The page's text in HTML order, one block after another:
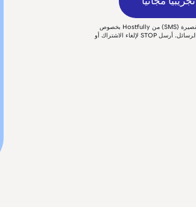
بإرسالك، توافق على تلقي اتصالات عبر البريد الإلكتروني والهاتف والرسائل النصية القصيرة (SMS) من Hostfully بخصوص
عرضك التجريبي والمتابعات. قد يتم تطبيق رسوم الرسائل والبيانات. قد يختلف تكرار الرسائل. أرسل STOP لإلغاء الاشتراك أو